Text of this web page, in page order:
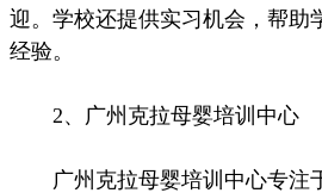
迎。学校还提供实习机会，帮助
经验。
2、广州克拉母婴培训中心
广州克拉母婴培训中心专注